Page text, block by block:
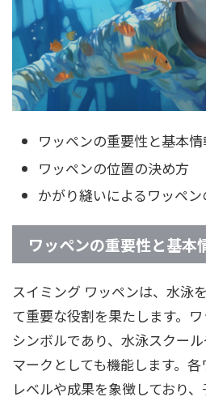
ワッペンの重要性と基本情
ワッペンの位置の決め方
かがり縫いによるワッペ
ワッペンの重要性と基本
スイミング ワッペンは、水泳
て重要な役割を果たします。
シンボルであり、水泳スクー
マークとしても機能します。
レベルや成果を象徴しており